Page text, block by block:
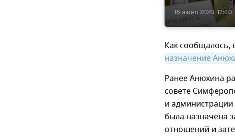
16 июня 2020, 12:40
Как сообщалось,
назначение
Ранее Анюхина
совете
и
была назначена
отношений и